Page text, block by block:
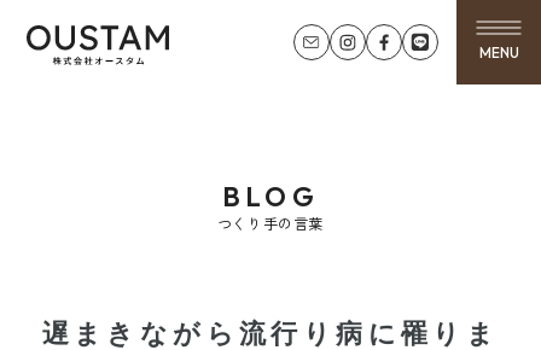
MENU
BLOG
つくり手の言葉
遅まきながら流行り病に罹りま